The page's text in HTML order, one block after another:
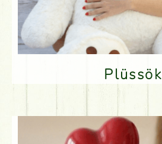
Plüssök